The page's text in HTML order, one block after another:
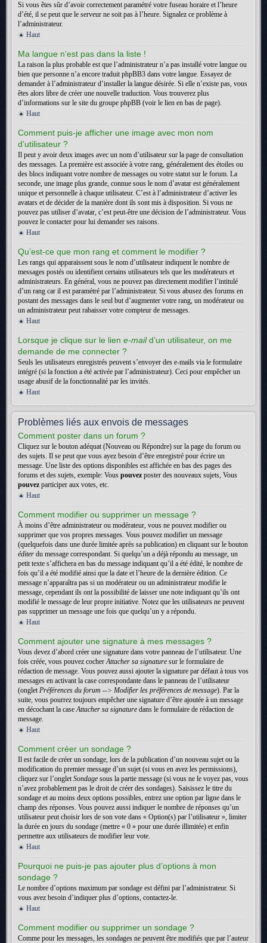
Si vous êtes sûr d’avoir correctement paramétré votre fuseau horaire et l’heure
d’été, il se peut que le serveur ne soit pas à l’heure. Signalez ce problème à
l’administrateur.
Haut
Ma langue n’est pas dans la liste !
La raison la plus probable est que l’administrateur n’a pas installé votre langue ou
bien que personne n’a encore traduit phpBB3 dans votre langue. Essayez de
demander à l’administrateur d’installer la langue désirée. Si elle n’existe pas, vous
êtes alors libre de créer une nouvelle traduction. Vous trouverez plus
d’informations sur le site du groupe phpBB (voir le lien en bas de page).
Haut
Comment puis-je afficher une image avec mon nom
d’utilisateur ?
Il peut y avoir deux images avec un nom d’utilisateur sur la page de consultation
des messages. La première est associée à votre rang, généralement des étoiles ou
des blocs indiquant votre nombre de messages ou votre statut sur le forum. La
seconde, une image plus grande, connue sous le nom d’avatar est généralement
unique et personnelle à chaque utilisateur. C’est à l’administrateur d’activer les
avatars et de décider de la manière dont ils sont mis à disposition. Si vous ne
pouvez pas utiliser d’avatar, c’est peut-être une décision de l’administrateur. Vous
pouvez le contacter pour lui demander ses raisons.
Haut
Qu’est-ce que mon rang et comment le modifier ?
Les rangs qui apparaissent sous le nom d’utilisateur indiquent le nombre de
messages postés ou identifient certains utilisateurs tels que les modérateurs et
administrateurs. En général, vous ne pouvez pas directement modifier l’intitulé
d’un rang car il est paramétré par l’administrateur. Si vous abusez des forums en
postant des messages dans le seul but d’augmenter votre rang, un modérateur ou
un administrateur peut rabaisser votre compteur de messages.
Haut
Lorsque je clique sur le lien e-maild’un utilisateur, on me
demande de me connecter ?
Seuls les utilisateurs enregistrés peuvent s’envoyer des e-mails via le formulaire
intégré (si la fonction a été activée par l’administrateur). Ceci pour empêcher un
usage abusif de la fonctionnalité par les invités.
Haut
Problèmes liés aux envois de messages
Comment poster dans un forum ?
Cliquez sur le bouton adéquat (Nouveau ou Répondre) sur la page du forum ou
des sujets. Il se peut que vous ayez besoin d’être enregistré pour écrire un
message. Une liste des options disponibles est affichée en bas des pages des
forums et des sujets, exemple: Vous pouvez poster des nouveaux sujets, Vous
pouvez participer aux votes, etc.
Haut
Comment modifier ou supprimer un message ?
À moins d’être administrateur ou modérateur, vous ne pouvez modifier ou
supprimer que vos propres messages. Vous pouvez modifier un message
(quelquefois dans une durée limitée après sa publication) en cliquant sur le bouton
éditer du message correspondant. Si quelqu’un a déjà répondu au message, un
petit texte s’affichera en bas du message indiquant qu’il a été édité, le nombre de
fois qu’il a été modifié ainsi que la date et l’heure de la dernière édition. Ce
message n’apparaîtra pas si un modérateur ou un administrateur modifie le
message, cependant ils ont la possibilité de laisser une note indiquant qu’ils ont
modifié le message de leur propre initiative. Notez que les utilisateurs ne peuvent
pas supprimer un message une fois que quelqu’un y a répondu.
Haut
Comment ajouter une signature à mes messages ?
Vous devez d’abord créer une signature dans votre panneau de l’utilisateur. Une
fois créée, vous pouvez cocherAttacher sa signature sur le formulaire de
rédaction de message. Vous pouvez aussi ajouter la signature par défaut à tous vos
messages en activant la case correspondante dans le panneau de l’utilisateur
(ongletPréférences du forum --> Modifier les préférences de message). Par la
suite, vous pourrez toujours empêcher une signature d’être ajoutée à un message
en décochant la caseAttacher sa signature dans le formulaire de rédaction de
message.
Haut
Comment créer un sondage ?
Il est facile de créer un sondage, lors de la publication d’un nouveau sujet ou la
modification du premier message d’un sujet (si vous en avez les permissions),
cliquez sur l’ongletSondage sous la partie message (si vous ne le voyez pas, vous
n’avez probablement pas le droit de créer des sondages). Saisissez le titre du
sondage et au moins deux options possibles, entrez une option par ligne dans le
champ des réponses. Vous pouvez aussi indiquer le nombre de réponses qu’un
utilisateur peut choisir lors de son vote dans « Option(s) par l’utilisateur », limiter
la durée en jours du sondage (mettre « 0 » pour une durée illimitée) et enfin
permettre aux utilisateurs de modifier leur vote.
Haut
Pourquoi ne puis-je pas ajouter plus d’options à mon
sondage ?
Le nombre d’options maximum par sondage est défini par l’administrateur. Si
vous avez besoin d’indiquer plus d’options, contactez-le.
Haut
Comment modifier ou supprimer un sondage ?
Comme pour les messages, les sondages ne peuvent être modifiés que par l’auteur